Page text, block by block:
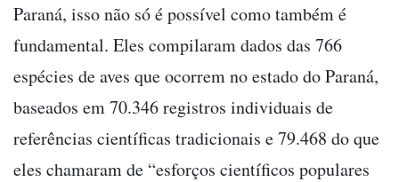
Paraná, isso não só é possível como também é
fundamental. Eles compilaram dados das 766
espécies de aves que ocorrem no estado do Paraná,
baseados em 70.346 registros individuais de
referências científicas tradicionais e 79.468 do que
eles chamaram de “esforços científicos populares